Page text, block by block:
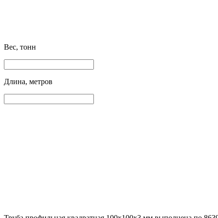
Вес, тонн
Длина, метров